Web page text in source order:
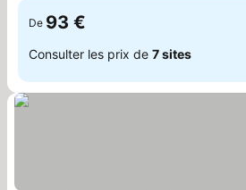
De 93 €
Consulter les prix de 7 sites